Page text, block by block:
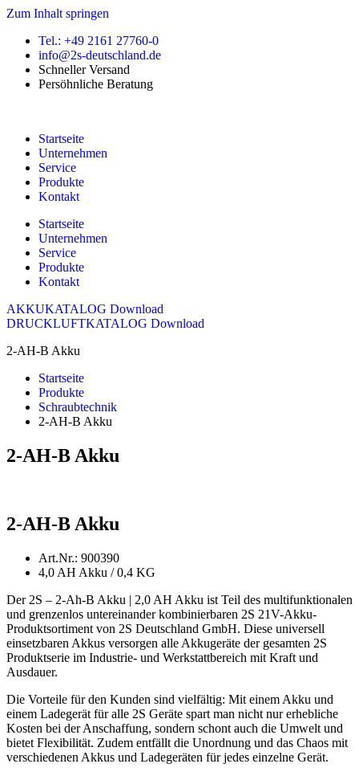
Zum Inhalt springen
Tel.: +49 2161 27760-0
info@2s-deutschland.de
Schneller Versand
Persöhnliche Beratung
Startseite
Unternehmen
Service
Produkte
Kontakt
Startseite
Unternehmen
Service
Produkte
Kontakt
AKKUKATALOG Download
DRUCKLUFTKATALOG Download
2-AH-B Akku
Startseite
Produkte
Schraubtechnik
2-AH-B Akku
2-AH-B Akku
2-AH-B Akku
Art.Nr.: 900390
4,0 AH Akku / 0,4 KG
Der 2S – 2-Ah-B Akku | 2,0 AH Akku ist Teil des multifunktionalen
und grenzenlos untereinander kombinierbaren 2S 21V-Akku-
Produktsortiment von 2S Deutschland GmbH. Diese universell
einsetzbaren Akkus versorgen alle Akkugeräte der gesamten 2S
Produktserie im Industrie- und Werkstattbereich mit Kraft und
Ausdauer.
Die Vorteile für den Kunden sind vielfältig: Mit einem Akku und
einem Ladegerät für alle 2S Geräte spart man nicht nur erhebliche
Kosten bei der Anschaffung, sondern schont auch die Umwelt und
bietet Flexibilität. Zudem entfällt die Unordnung und das Chaos mit
verschiedenen Akkus und Ladegeräten für jedes einzelne Gerät.